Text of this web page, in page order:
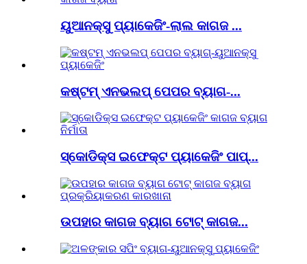
ୟୁଆନକ୍ସୁ ପ୍ୟାକେଜିଂ-ଲାଲ କାଗଜ ...
କଷ୍ଟମ୍ ଏନଭଲପ୍ ପେପର ବ୍ୟାଗ-...
ସ୍କୋଡିକ୍ସ ଇଫେକ୍ଟ ପ୍ୟାକେଜିଂ ପାପ୍...
ଉପହାର କାଗଜ ବ୍ୟାଗ ଟୋଟ୍ କାଗଜ...